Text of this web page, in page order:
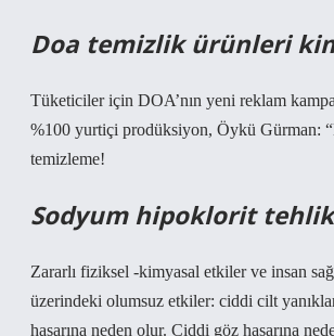
Doa temizlik ürünleri
Tüketiciler için DOA’nın yeni reklam
%100 yurtiçi prodüksiyon, Öykü Gürman:
temizleme!
Sodyum hipoklorit
Zararlı fiziksel -kimyasal etkiler ve insan
üzerindeki olumsuz etkiler: ciddi cilt
hasarına neden olur. Ciddi göz hasarına